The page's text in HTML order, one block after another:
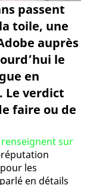
passent
toile, une
auprès
le
en
verdict
faire ou de
renseignent sur
réputation
les
en détails